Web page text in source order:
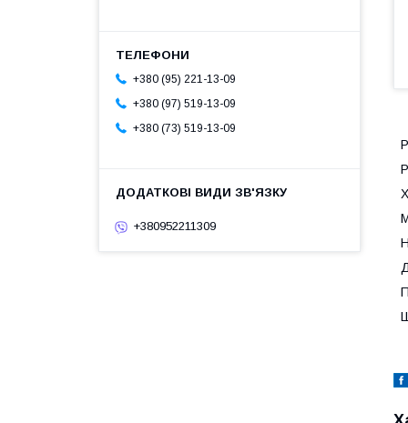
+380 (95) 221-13-09
+380 (97) 519-13-09
+380 (73) 519-13-09
+380952211309